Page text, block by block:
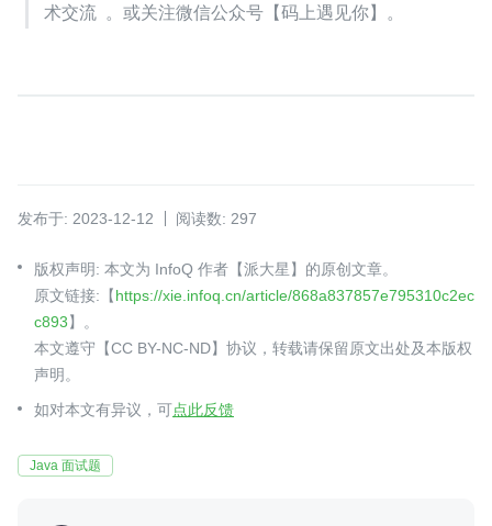
术交流  。或关注微信公众号【码上遇见你】。
发布于: 2023-12-12 阅读数: 297
版权声明: 本文为 InfoQ 作者【派大星】的原创文章。
原文链接:【https://xie.infoq.cn/article/868a837857e795310c2ec
c893】。
本文遵守【CC BY-NC-ND】协议，转载请保留原文出处及本版权
声明。
如对本文有异议，可点此反馈
Java 面试题